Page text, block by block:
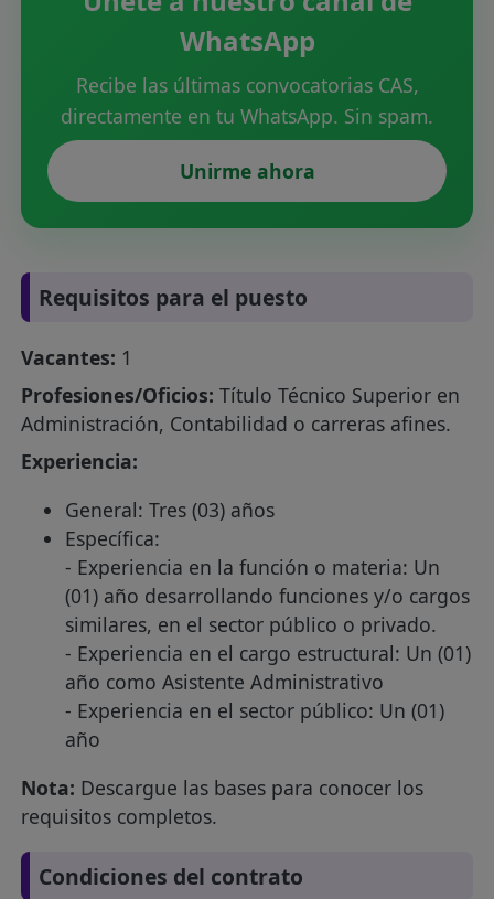
WhatsApp
Recibe las últimas convocatorias CAS,
directamente en tu WhatsApp. Sin spam.
Unirme ahora
Requisitos para el puesto
Vacantes: 1
Profesiones/Oficios: Título Técnico Superior en
Administración, Contabilidad o carreras afines.
Experiencia:
General: Tres (03) años
Específica:
- Experiencia en la función o materia: Un
(01) año desarrollando funciones y/o cargos
similares, en el sector público o privado.
- Experiencia en el cargo estructural: Un (01)
año como Asistente Administrativo
- Experiencia en el sector público: Un (01)
año
Nota: Descargue las bases para conocer los
requisitos completos.
Condiciones del contrato